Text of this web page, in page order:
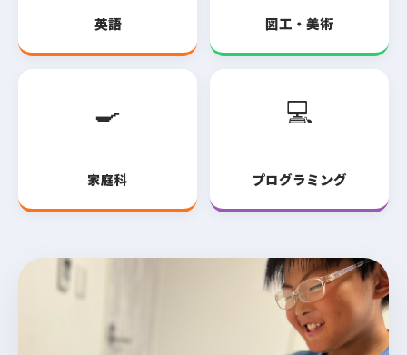
英語 図工・美術
🍳
家庭科
💻
プログラミング